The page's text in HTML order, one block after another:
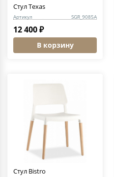
Стул Texas
Артикул SGR_9085A
12 400 ₽
В корзину
Стул Bistro